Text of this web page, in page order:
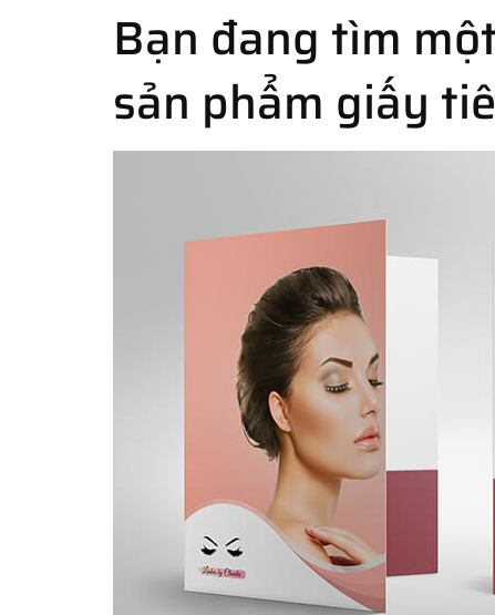
Bạn đang tìm
sản phẩm giấy